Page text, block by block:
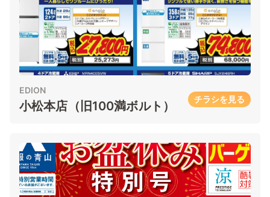
EDION
小松本店（旧100満ボルト） チラシを見る